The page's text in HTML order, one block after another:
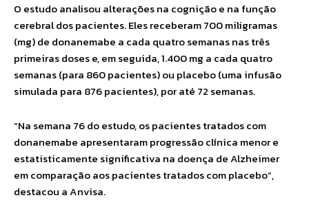
O estudo analisou alterações na cognição e na função
cerebral dos pacientes. Eles receberam 700 miligramas
(mg) de donanemabe a cada quatro semanas nas três
primeiras doses e, em seguida, 1.400 mg a cada quatro
semanas (para 860 pacientes) ou placebo (uma infusão
simulada para 876 pacientes), por até 72 semanas.
“Na semana 76 do estudo, os pacientes tratados com
donanemabe apresentaram progressão clínica menor e
estatisticamente significativa na doença de Alzheimer
em comparação aos pacientes tratados com placebo”,
destacou a Anvisa.